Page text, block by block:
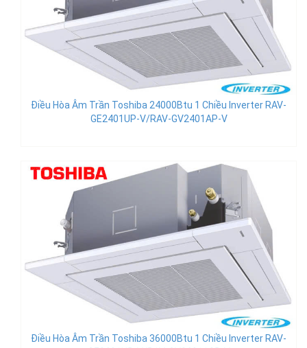
Điều Hòa Âm Trần Toshiba 24000Btu 1 Chiều Inverter RAV-
GE2401UP-V/RAV-GV2401AP-V
Điều Hòa Âm Trần Toshiba 36000Btu 1 Chiều Inverter RAV-